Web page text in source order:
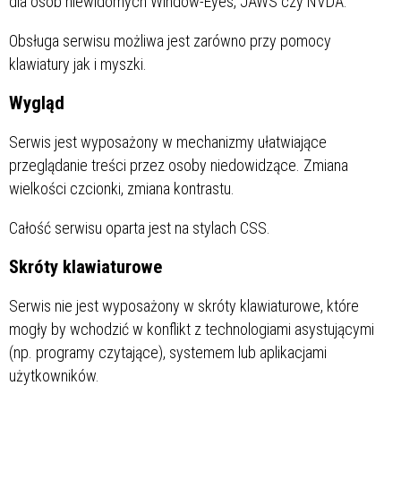
Obsługa serwisu możliwa jest zarówno przy pomocy
klawiatury jak i myszki.
Wygląd
Serwis jest wyposażony w mechanizmy ułatwiające
przeglądanie treści przez osoby niedowidzące. Zmiana
wielkości czcionki, zmiana kontrastu.
Całość serwisu oparta jest na stylach CSS.
Skróty klawiaturowe
Serwis nie jest wyposażony w skróty klawiaturowe, które
mogły by wchodzić w konflikt z technologiami asystującymi
(np. programy czytające), systemem lub aplikacjami
użytkowników.